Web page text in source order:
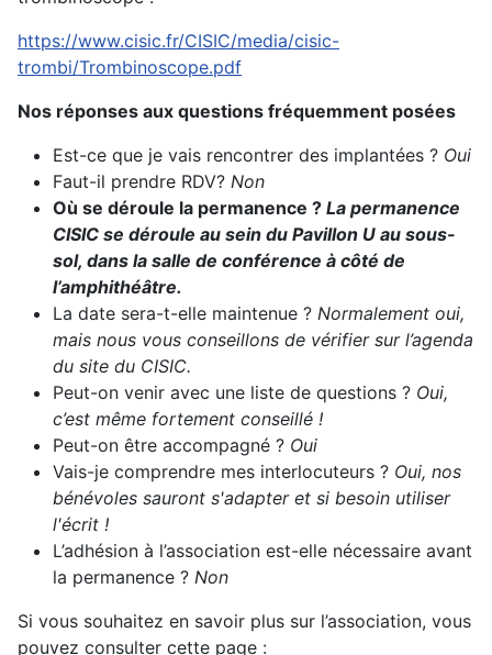
https://www.cisic.fr/CISIC/media/cisic-
trombi/Trombinoscope.pdf
Nos réponses aux questions fréquemment posées
Est-ce que je vais rencontrer des implantées ? Oui
Faut-il prendre RDV? Non
Où se déroule la permanence ? La permanence
CISIC se déroule au sein du Pavillon U au sous-
sol, dans la salle de conférence à côté de
l’amphithéâtre.
La date sera-t-elle maintenue ? Normalement oui,
mais nous vous conseillons de vérifier sur l’agenda
du site du CISIC.
Peut-on venir avec une liste de questions ? Oui,
c’est même fortement conseillé !
Peut-on être accompagné ? Oui
Vais-je comprendre mes interlocuteurs ? Oui, nos
bénévoles sauront s'adapter et si besoin utiliser
l'écrit !
L’adhésion à l’association est-elle nécessaire avant
la permanence ? Non
Si vous souhaitez en savoir plus sur l’association, vous
pouvez consulter cette page :